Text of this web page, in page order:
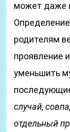
может даже
родителям
проявление
уменьшить
случай,
отдельный